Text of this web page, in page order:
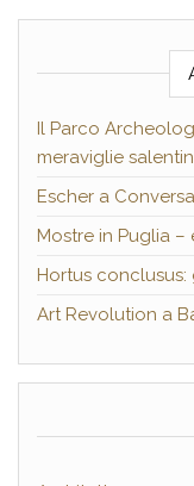
Il Parco
meraviglie
Escher a
Mostre in Puglia –
Hortus
Art Revolution a